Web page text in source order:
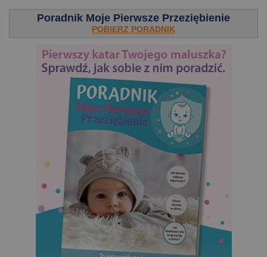
Poradnik Moje Pierwsze Przeziębienie
POBIERZ PORADNIK